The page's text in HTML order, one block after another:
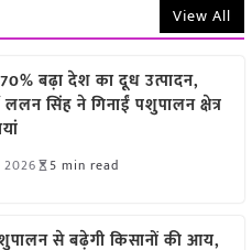
View All
बढ़ा देश का दूध उत्पादन,
सिंह ने गिनाईं पशुपालन क्षेत्र
5 min read
से बढ़ेगी किसानों की आय,